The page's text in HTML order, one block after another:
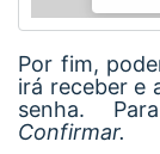
Por fim,
irá receber e
senha.
Confirmar.